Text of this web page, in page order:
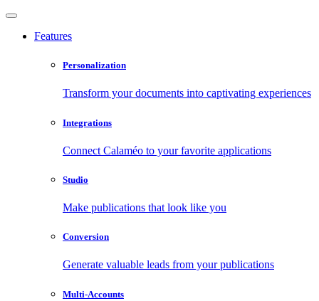
Features
Personalization
Transform your documents into captivating experiences
Integrations
Connect Calaméo to your favorite applications
Studio
Make publications that look like you
Conversion
Generate valuable leads from your publications
Multi-Accounts